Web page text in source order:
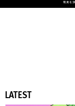
LATEST